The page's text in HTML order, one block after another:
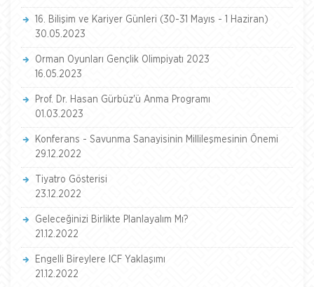
16. Bilişim ve Kariyer Günleri (30-31 Mayıs - 1 Haziran)
30.05.2023
Orman Oyunları Gençlik Olimpiyatı 2023
16.05.2023
Prof. Dr. Hasan Gürbüz'ü Anma Programı
01.03.2023
Konferans - Savunma Sanayisinin Millileşmesinin Önemi
29.12.2022
Tiyatro Gösterisi
23.12.2022
Geleceğinizi Birlikte Planlayalım Mı?
21.12.2022
Engelli Bireylere ICF Yaklaşımı
21.12.2022